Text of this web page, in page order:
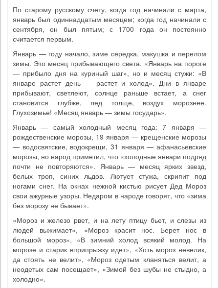
По старому русскому счету, когда год начинали с марта,
январь был одиннадцатым месяцем; когда год начинали с
сентября, он был пятым; с 1700 года он постоянно
считается первым.
Январь — году начало, зиме середка, макушка и перелом
зимы. Это месяц прибывающего света. «Январь на пороге
— прибыло дня на куриный шаг», но и месяц стужи: «В
январе растет день — растет и холод». Дни в январе
прибывают, светлеют, солнце раньше встает, а снег
становится глубже, лед толще, воздух морознее.
Глухозимье! «Месяц январь — зимы государь».
Январь — самый холодный месяц года: 7 января —
рождественские морозы, 19 января — крещенские морозы
— водосвятские, водокрещи, 31 января — афанасьевские
морозы, но народ приметил, что «холодные январи подряд
почти не повторяются». Январь — месяц ярких звезд,
белых троп, синих льдов. Лютует стужа, скрипит под
ногами снег. На окнах нежной кистью рисует Дед Мороз
свои ажурные узоры. Недаром в народе говорят, что «зима
без морозу не бывает».
«Мороз и железо рвет, и на лету птицу бьет, и слезы из
людей выжимает», «Мороз красит нос. Берет нос в
большой мороз», «В зимний холод всякий молод. На
морозе и старик вприпрыжку идет», «Хоть мороз невелик,
да стоять не велит», «Мороз одетым кланяться велит, а
неодетых сам посещает», «Зимой без шубы не стыдно, а
холодно».